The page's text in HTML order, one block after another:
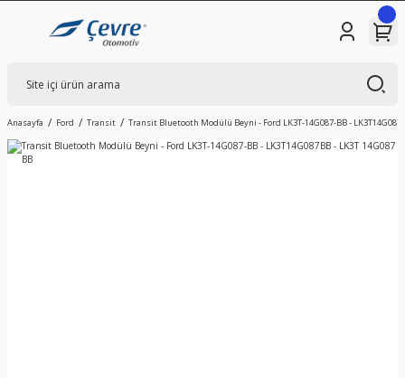
Anasayfa Ford Transit Transit Bluetooth Modülü Beyni - Ford LK3T-14G087-BB -